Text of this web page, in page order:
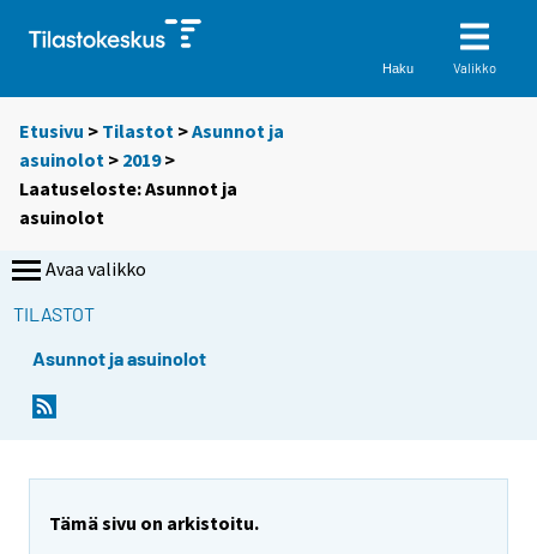
Haku Valikko
Etusivu > Tilastot >Asunnot ja
asuinolot > 2019>
Laatuseloste: Asunnot ja
asuinolot
Avaa valikko
TILASTOT
Asunnot ja asuinolot
Tämä sivu on arkistoitu.